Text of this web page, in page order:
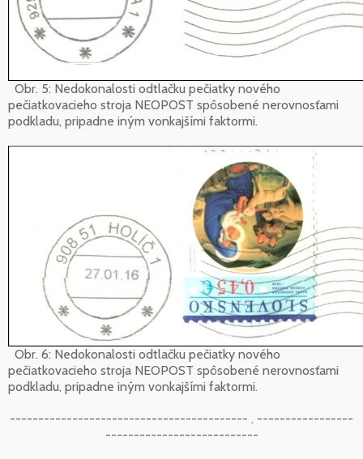
Obr. 5: Nedokonalosti odtlačku pečiatky nového
pečiatkovacieho stroja NEOPOST spôsobené nerovnosťami
podkladu, pripadne iným vonkajšími faktormi.
Obr. 6: Nedokonalosti odtlačku pečiatky nového
pečiatkovacieho stroja NEOPOST spôsobené nerovnosťami
podkladu, pripadne iným vonkajšími faktormi.
------------------------------------------ . -----------------
---------------------------